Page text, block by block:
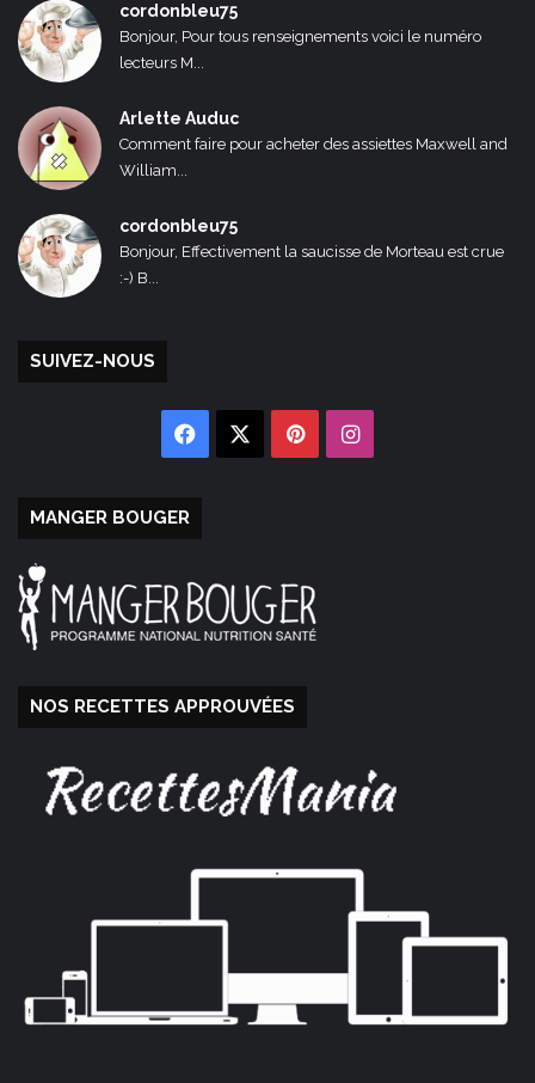
cordonbleu75
Bonjour, Pour tous renseignements voici le numéro
lecteurs M...
Arlette Auduc
Comment faire pour acheter des assiettes Maxwell and
William...
cordonbleu75
Bonjour, Effectivement la saucisse de Morteau est crue
:-) B...
SUIVEZ-NOUS
Facebook PinterestInstagram
MANGER BOUGER
NOS RECETTES APPROUVÉES